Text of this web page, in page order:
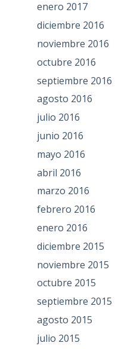
enero 2017
diciembre 2016
noviembre 2016
octubre 2016
septiembre 2016
agosto 2016
julio 2016
junio 2016
mayo 2016
abril 2016
marzo 2016
febrero 2016
enero 2016
diciembre 2015
noviembre 2015
octubre 2015
septiembre 2015
agosto 2015
julio 2015